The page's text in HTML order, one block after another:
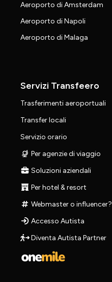
Aeroporto di Amsterdam
Aeroporto di Napoli
Aeroporto di Malaga
Servizi Transfeero
Trasferimenti aeroportuali
Transfer locali
Servizio orario
Per agenzie di viaggio
Soluzioni aziendali
Per hotel & resort
Webmaster o influencer?
Accesso Autista
Diventa Autista Partner